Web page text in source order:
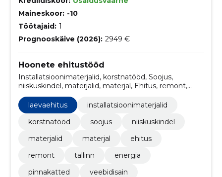
Maineskoor: -10
Töötajaid: 1
Prognooskäive (2026): 2949 €
Hoonete ehitustööd
Installatsioonimaterjalid, korstnatööd, Soojus,
niiskuskindel, materjalid, materjal, Ehitus, remont,
laevaehitus
installatsioonimaterjalid
korstnatööd
soojus
niiskuskindel
materjalid
materjal
ehitus
remont
tallinn
energia
pinnakatted
veebidisain